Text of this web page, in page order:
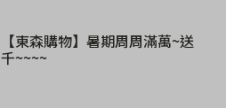
【東森購物】暑期周周滿萬~送
千~~~~